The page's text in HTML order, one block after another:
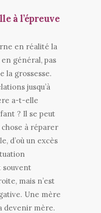
à l’épreuve
en réalité la
général, pas
la grossesse.
jusqu’à
a-t-elle
? Il se peut
à réparer
d’où un excès
souvent
mais n’est
Une mère
devenir mère.